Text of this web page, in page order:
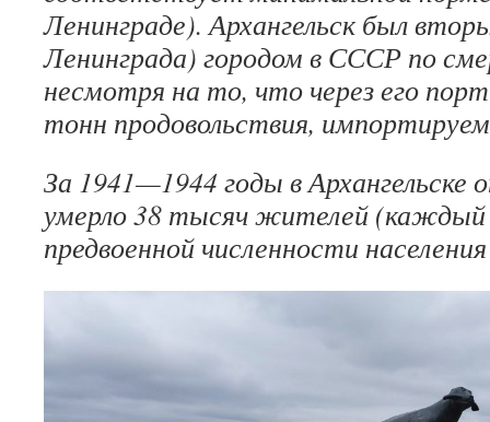
Ленинграде). Архангельск был
Ленинграда) городом в СССР по
несмотря на то, что через его
тонн продовольствия,
За 1941—1944 годы в Архангельске
умерло 38 тысяч жителей (каждый
предвоенной численности